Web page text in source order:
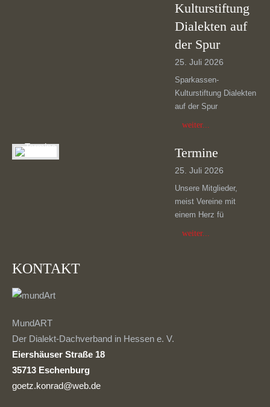
Kulturstiftung
Dialekten auf
der Spur
25. Juli 2026
Sparkassen-
Kulturstiftung Dialekten
auf der Spur
weiter...
Termine
25. Juli 2026
Unsere Mitglieder,
meist Vereine mit
einem Herz fü
weiter...
KONTAKT
MundART
Der Dialekt-Dachverband in Hessen e. V.
Eiershäuser Straße 18
35713 Eschenburg
goetz.konrad@web.de